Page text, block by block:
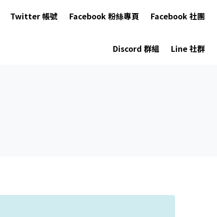
Twitter 帳號 Facebook 粉絲專頁 Facebook 社團
Discord 群組 Line 社群